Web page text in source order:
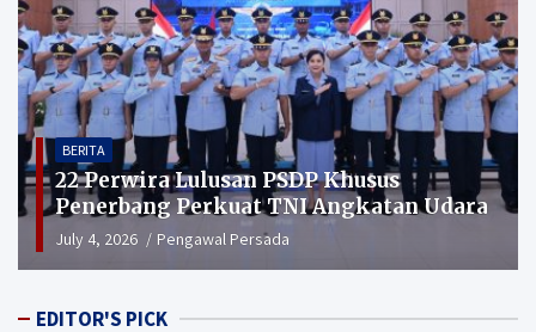
BERITA
22 Perwira Lulusan PSDP Khusus
Penerbang Perkuat TNI Angkatan Udara
July 4, 2026 Pengawal Persada
EDITOR'S PICK